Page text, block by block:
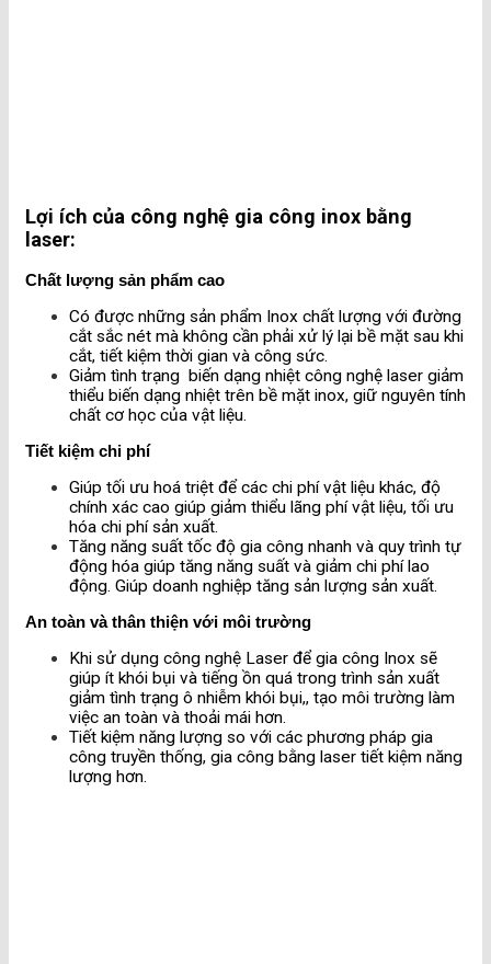
Lợi ích của công nghệ gia công inox bằng
laser:
Chất lượng sản phẩm cao
Có được những sản phẩm Inox chất lượng với đường
cắt sắc nét mà không cần phải xử lý lại bề mặt sau khi
cắt, tiết kiệm thời gian và công sức.
Giảm tình trạng biến dạng nhiệt công nghệ laser giảm
thiểu biến dạng nhiệt trên bề mặt inox, giữ nguyên tính
chất cơ học của vật liệu.
Tiết kiệm chi phí
Giúp tối ưu hoá triệt để các chi phí vật liệu khác, độ
chính xác cao giúp giảm thiểu lãng phí vật liệu, tối ưu
hóa chi phí sản xuất.
Tăng năng suất tốc độ gia công nhanh và quy trình tự
động hóa giúp tăng năng suất và giảm chi phí lao
động. Giúp doanh nghiệp tăng sản lượng sản xuất.
An toàn và thân thiện với môi trường
Khi sử dụng công nghệ Laser để gia công Inox sẽ
giúp ít khói bụi và tiếng ồn quá trong trình sản xuất
giảm tình trạng ô nhiễm khói bụi,, tạo môi trường làm
việc an toàn và thoải mái hơn.
Tiết kiệm năng lượng so với các phương pháp gia
công truyền thống, gia công bằng laser tiết kiệm năng
lượng hơn.